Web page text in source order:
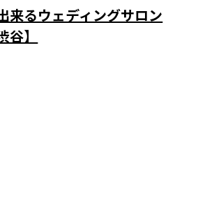
来るウェディングサロン
】